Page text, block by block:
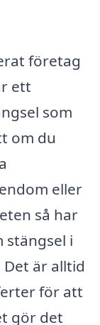
företag
ett
som
om du
eller
så har
stängsel i
är alltid
för att
gör det